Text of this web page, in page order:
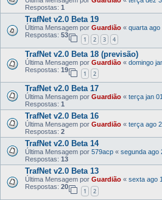
Respostas: 1
TrafNet v2.0 Beta 19
Última Mensagem por Guardião « quarta ago
Respostas: 53
1 2 3 4
TrafNet v2.0 Beta 18 (previsão)
Última Mensagem por Guardião « domingo
Respostas: 19
1 2
TrafNet v2.0 Beta 17
Última Mensagem por Guardião « terça jan
Respostas: 1
TrafNet v2.0 Beta 16
Última Mensagem por Guardião « terça ago
Respostas: 2
TrafNet v2.0 Beta 14
Última Mensagem por 579acp « segunda ago
Respostas: 13
TrafNet v2.0 Beta 13
Última Mensagem por Guardião « sexta ago
Respostas: 20
1 2